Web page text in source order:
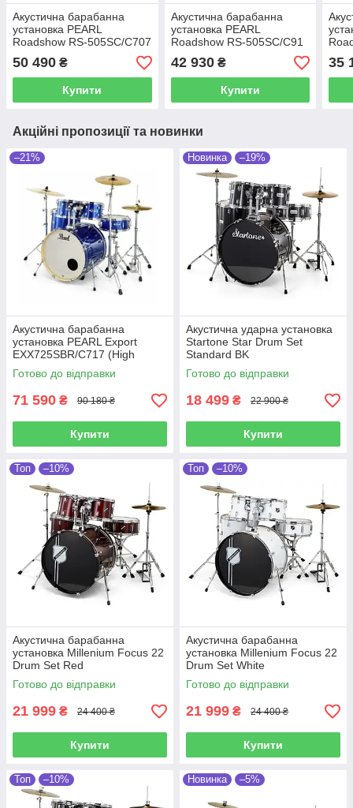
Акустична барабанна
установка PEARL
Roadshow RS-505SC/C707
(Bronze Metallic) + Paiste
Cymbals
50 490 ₴
Купити
Акустична барабанна
установка PEARL
Roadshow RS-505SC/C91
(Red Wine) + Paiste
Cymbals
42 930₴
Купити
35
Акційні пропозиції та новинки
–21%
Акустична барабанна
установка PEARL Export
EXX725SBR/C717 (High
Voltage Blue)
Готово до відправки
71 590 ₴ 90 180 ₴
Купити
Новинка –19%
Акустична ударна установка
Startone Star Drum Set
Standard BK
Готово до відправки
18 499 ₴ 22 900 ₴
Купити
Топ –10%
Акустична барабанна
установка Millenium Focus 22
Drum Set Red
Готово до відправки
21 999 ₴ 24 400 ₴
Купити
Топ –10%
Акустична барабанна
установка Millenium Focus 22
Drum Set White
Готово до відправки
21 999 ₴ 24 400 ₴
Купити
Топ –10% Новинка –5%